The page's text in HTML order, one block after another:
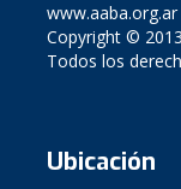
www.aaba.org.ar
Copyright ©
Todos los
Ubicación